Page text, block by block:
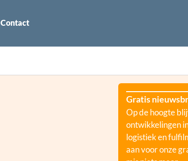
Contact
Gratis
Op de hoogte
ontwikkelingen
logistiek en
aan voor onze